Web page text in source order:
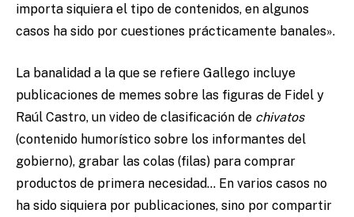
importa siquiera el tipo de contenidos, en algunos
casos ha sido por cuestiones prácticamente banales».
La banalidad a la que se refiere Gallego incluye
publicaciones de memes sobre las figuras de Fidel y
Raúl Castro, un video de clasificación de chivatos
(contenido humorístico sobre los informantes del
gobierno), grabar las colas (filas) para comprar
productos de primera necesidad… En varios casos no
ha sido siquiera por publicaciones, sino por compartir